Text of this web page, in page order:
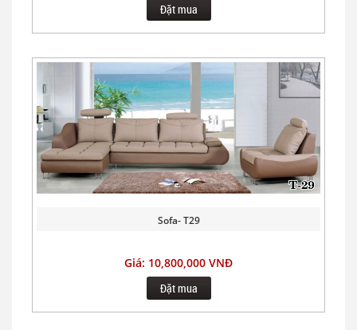
Đặt mua
Sofa- T29
Giá: 10,800,000 VNĐ
Đặt mua